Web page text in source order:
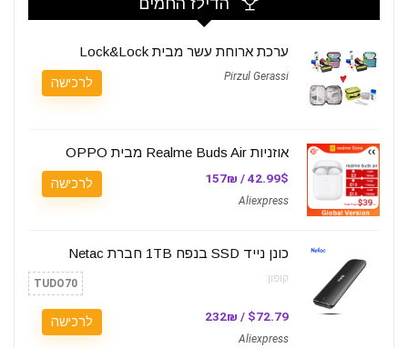
ערכת ארוחת עשר מבית Lock&Lock
Pirzul Gerassi לרכישה
אוזניות Realme Buds Air מבית OPPO
42.99$ / 157₪
Aliexpress
לרכישה
כונן נייד SSD בנפח 1TB חברת Netac
קופון: TUDO70
$72.79 / 232₪
Aliexpress
לרכישה